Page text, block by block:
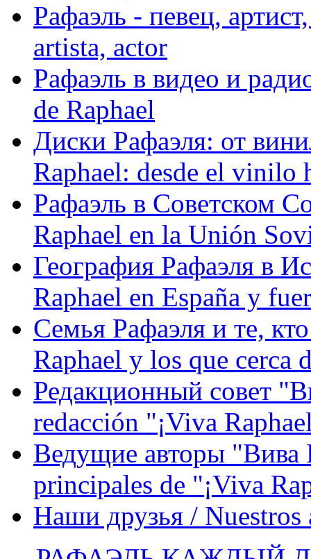
Рафаэль - певец,
artista, actor
Рафаэль в видео и
de Raphael
Диски Рафаэля: от
Raphael: desde el vinilo
Рафаэль в Советском
Raphael en la Unión
География Рафаэля в
Raphael en España y
Семья Рафаэля и те,
Raphael y los que cerca
Редакционный совет
redacción "¡Viva
Ведущие авторы "Вива
principales de "¡Viva
Наши друзья / Nuestros